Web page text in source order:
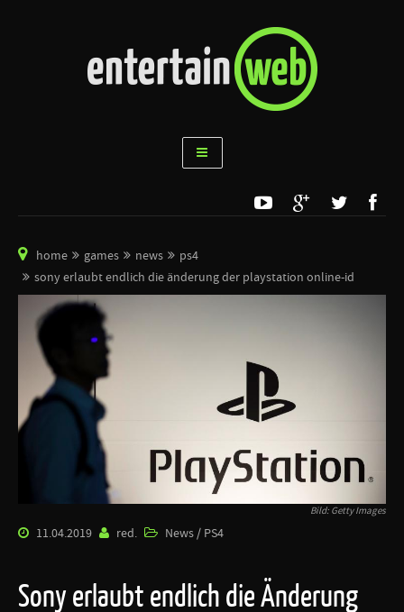
home games news
ps4
sony erlaubt endlich die änderung der playstation online-id
Bild: Getty Images
11.04.2019 red. News / PS4
Sony erlaubt endlich die Änderung